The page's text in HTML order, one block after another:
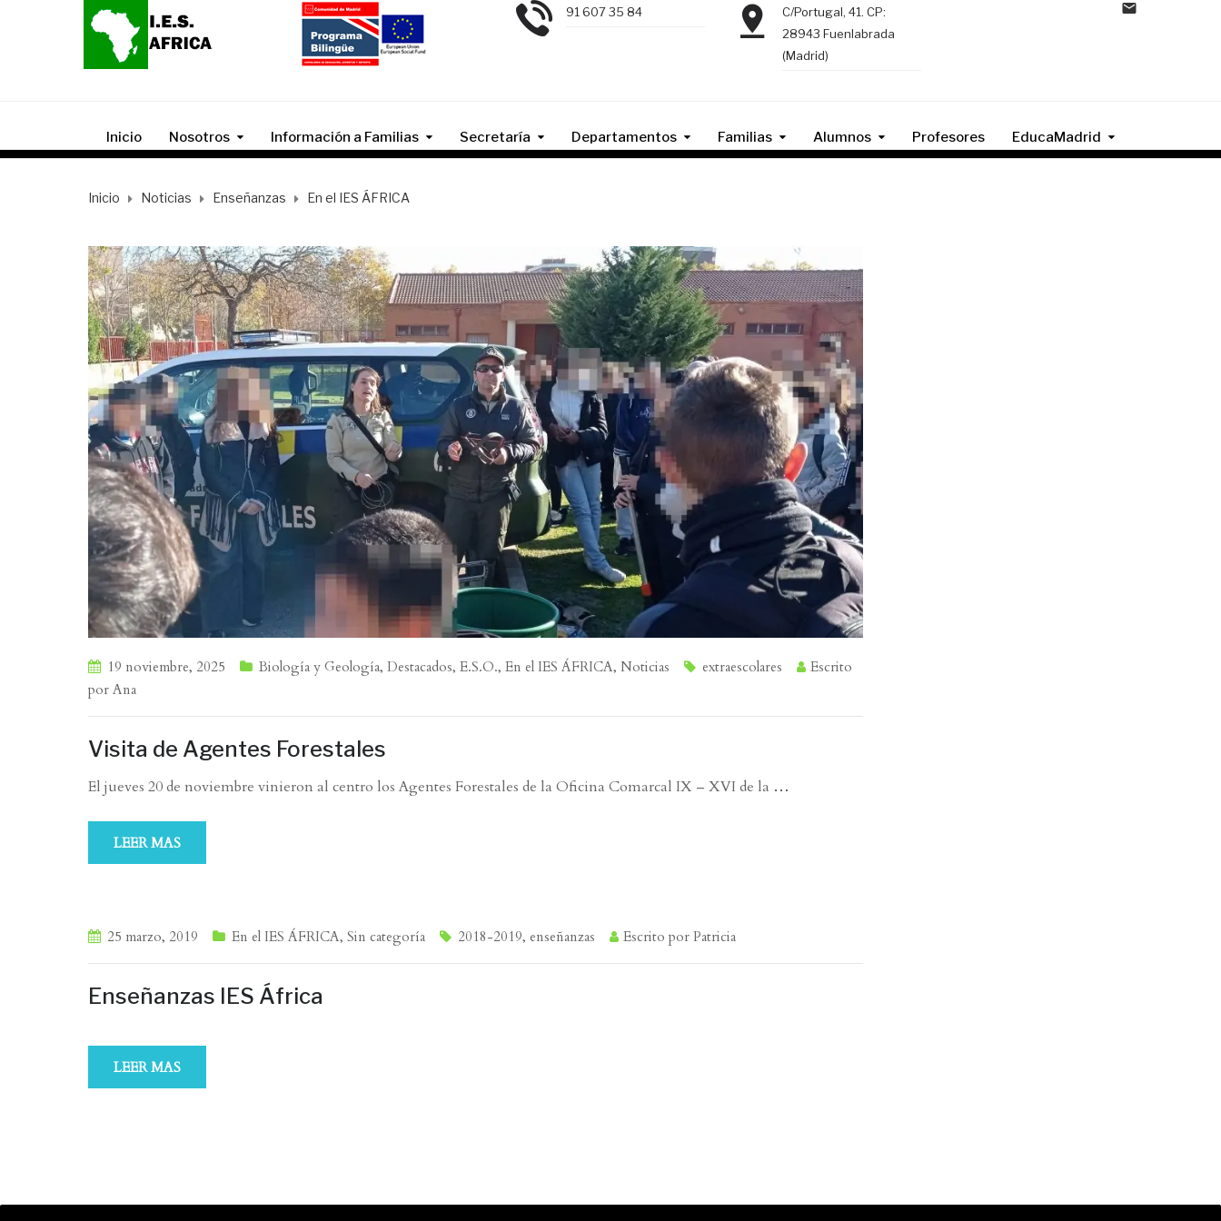
91 607 35 84
C/Portugal, 41. CP:
28943 Fuenlabrada
(Madrid)
Inicio Nosotros Información a Familias Secretaría Departamentos Familias Alumnos Profesores EducaMadrid
Inicio Noticias Enseñanzas En el IES ÁFRICA
19 noviembre, 2025 Biología y Geología, Destacados, E.S.O., En el IES ÁFRICA, Noticias extraescolares
Escrito
por Ana
Visita de Agentes Forestales
El jueves 20 de noviembre vinieron al centro los Agentes Forestales de la Oficina Comarcal IX – XVI de la …
LEER MAS
25 marzo, 2019 En el IES ÁFRICA, Sin categoría 2018-2019, enseñanzas Escrito por Patricia
Enseñanzas IES África
LEER MAS